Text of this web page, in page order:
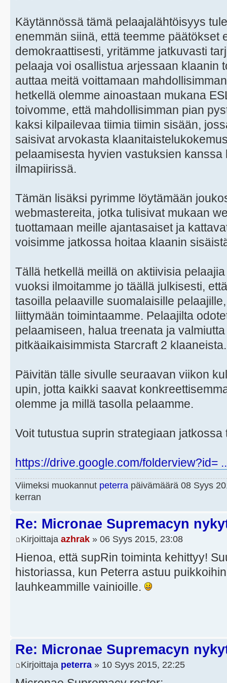
Käytännössä tämä pelaajalähtöisyys
enemmän siinä, että teemme päätökset
demokraattisesti, yritämme jatkuvasti
pelaaja voi osallistua arjessaan klaanin
auttaa meitä voittamaan
hetkellä olemme ainoastaan mukana
toivomme, että mahdollisimman pian
kaksi kilpailevaa tiimia tiimin sisään,
saisivat arvokasta
pelaamisesta hyvien vastuksien
ilmapiirissä.
Tämän lisäksi pyrimme löytämään
webmastereita, jotka tulisivat mukaan
tuottamaan meille ajantasaiset ja
voisimme jatkossa hoitaa klaanin
Tällä hetkellä meillä on aktiivisia
vuoksi ilmoitamme jo täällä julkisesti,
tasoilla pelaaville suomalaisille
liittymään toimintaamme. Pelaajilta
pelaamiseen, halua treenata ja
pitkäaikaisimmista Starcraft 2 klaaneista.
Päivitän tälle sivulle seuraavan viikon
upin, jotta kaikki saavat
olemme ja millä tasolla pelaamme.
Voit tutustua suprin strategiaan jatkossa
https://drive.google.com/folderview?id=
Viimeksi muokannut peterra päivämäärä 08 Syys
kerran
Re: Micronae Supremacyn
Kirjoittaja azhrak » 06 Syys 2015, 23:08
Hienoa, että supRin toiminta kehittyy!
historiassa, kun Peterra astuu
lauhkeammille vainioille.
Re: Micronae Supremacyn
Kirjoittaja peterra » 10 Syys 2015, 22:25